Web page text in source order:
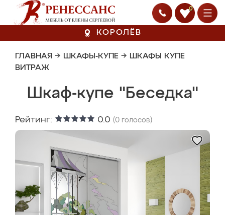
0
КОРОЛЁВ
ГЛАВНАЯ → ШКАФЫ-КУПЕ → ШКАФЫ КУПЕ
ВИТРАЖ
Шкаф-купе "Беседка"
Рейтинг: 0.0 (0 голосов)